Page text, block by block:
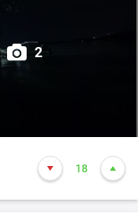
2
18